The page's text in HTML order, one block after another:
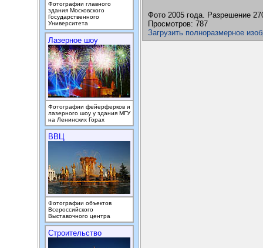
Фото 2005 года. Разрешение
Просмотров: 787
Загрузить полноразмерное
Фотографии главного
здания Московского
Государственного
Университета
Лазерное шоу
Фотографии фейерферков и
лазерного шоу у здания МГУ
на Ленинских Горах
ВВЦ
Фотографии объектов
Всероссийского
Выставочного центра
Строительство